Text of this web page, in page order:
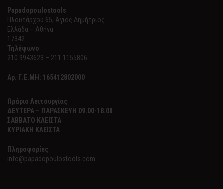
Papadopoulostools
Πλουτάρχου 65, Άγιος Δημήτριος .
Ελλάδα – Αθήνα
17342
Τηλέφωνο
210 9943623 – 211 1155806
Αρ. Γ.Ε.ΜΗ: 165412802000
Ωράριο Λειτουργίας
ΔΕΥΤΕΡΑ – ΠΑΡΑΣΚΕΥΗ 09.00-18.00
ΣΑΒΒΑΤΟ ΚΛΕΙΣΤΑ
ΚΥΡΙΑΚΗ ΚΛΕΙΣΤΑ
Πληροφορίες
info@papadopoulostools.com